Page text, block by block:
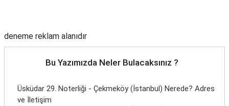
deneme reklam alanıdır
Bu Yazımızda Neler Bulacaksınız ?
Üsküdar 29. Noterliği - Çekmeköy (İstanbul) Nerede? Adres
ve İletişim